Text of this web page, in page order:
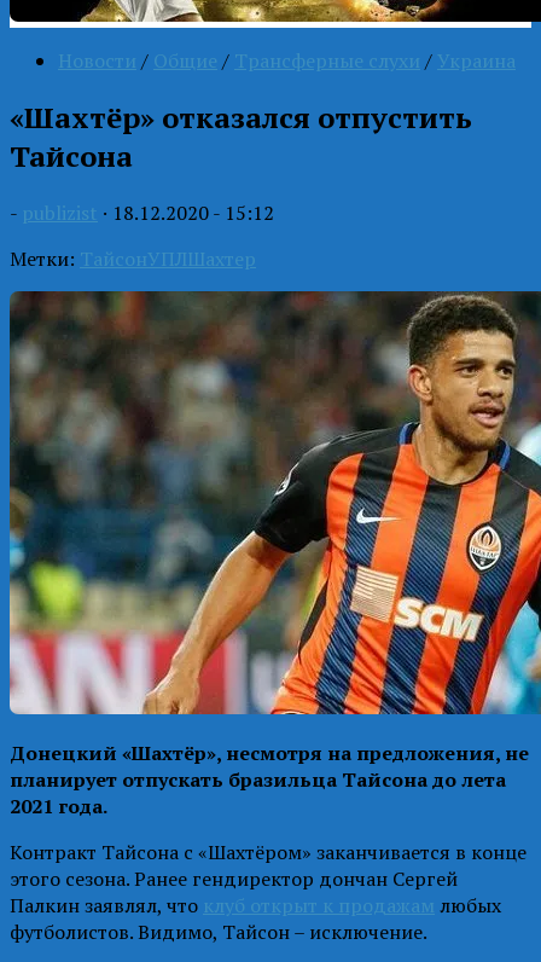
Новости / Общие / Трансферные слухи / Украина
«Шахтёр» отказался отпустить
Тайсона
- publizist · 18.12.2020 - 15:12
Метки: ТайсонУПЛШахтер
Донецкий «Шахтёр», несмотря на предложения, не
планирует отпускать бразильца Тайсона до лета
2021 года.
Контракт Тайсона с «Шахтёром» заканчивается в конце
этого сезона. Ранее гендиректор дончан Сергей
Палкин заявлял, что клуб открыт к продажам любых
футболистов. Видимо, Тайсон – исключение.